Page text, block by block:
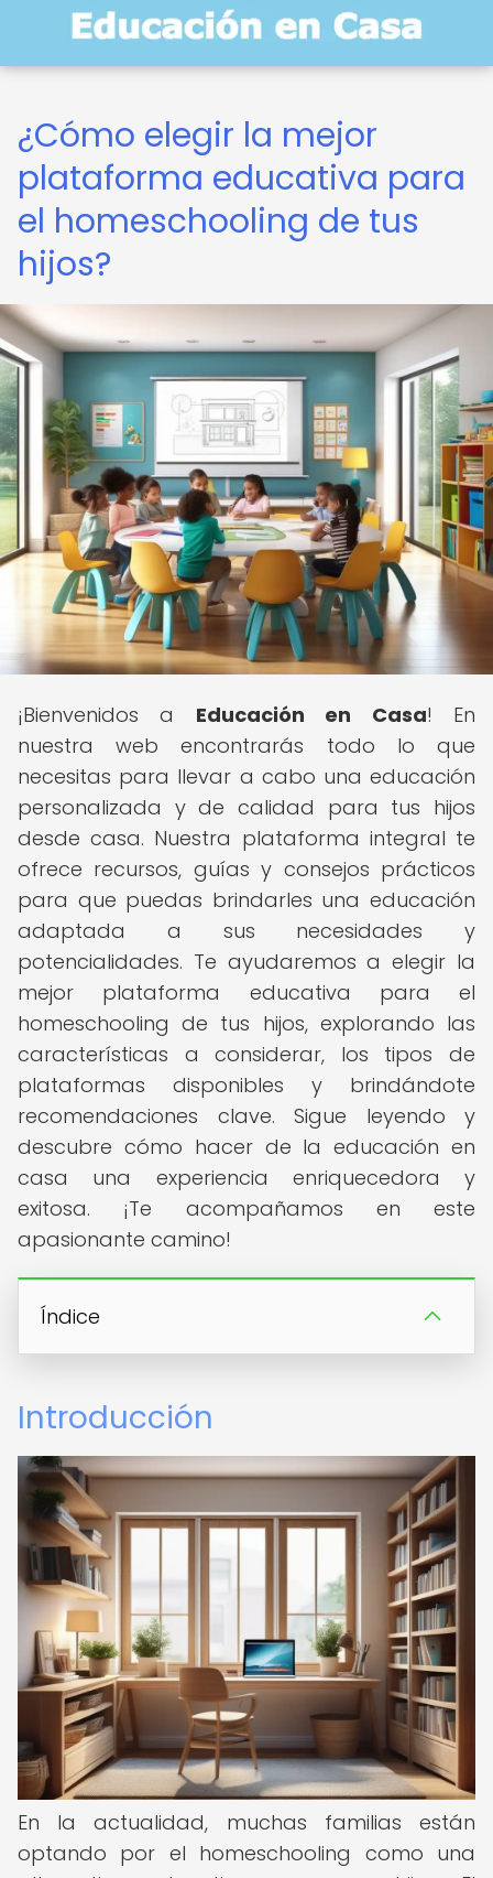
¿Cómo elegir la mejor
plataforma educativa para
el homeschooling de tus
hijos?
¡Bienvenidos a Educación en Casa! En
nuestra web encontrarás todo lo que
necesitas para llevar a cabo una educación
personalizada y de calidad para tus hijos
desde casa. Nuestra plataforma integral te
ofrece recursos, guías y consejos prácticos
para que puedas brindarles una educación
adaptada a sus necesidades y
potencialidades. Te ayudaremos a elegir la
mejor plataforma educativa para el
homeschooling de tus hijos, explorando las
características a considerar, los tipos de
plataformas disponibles y brindándote
recomendaciones clave. Sigue leyendo y
descubre cómo hacer de la educación en
casa una experiencia enriquecedora y
exitosa. ¡Te acompañamos en este
apasionante camino!
Índice
Introducción
En la actualidad, muchas familias están
optando por el homeschooling como una